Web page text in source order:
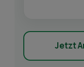
Jetzt